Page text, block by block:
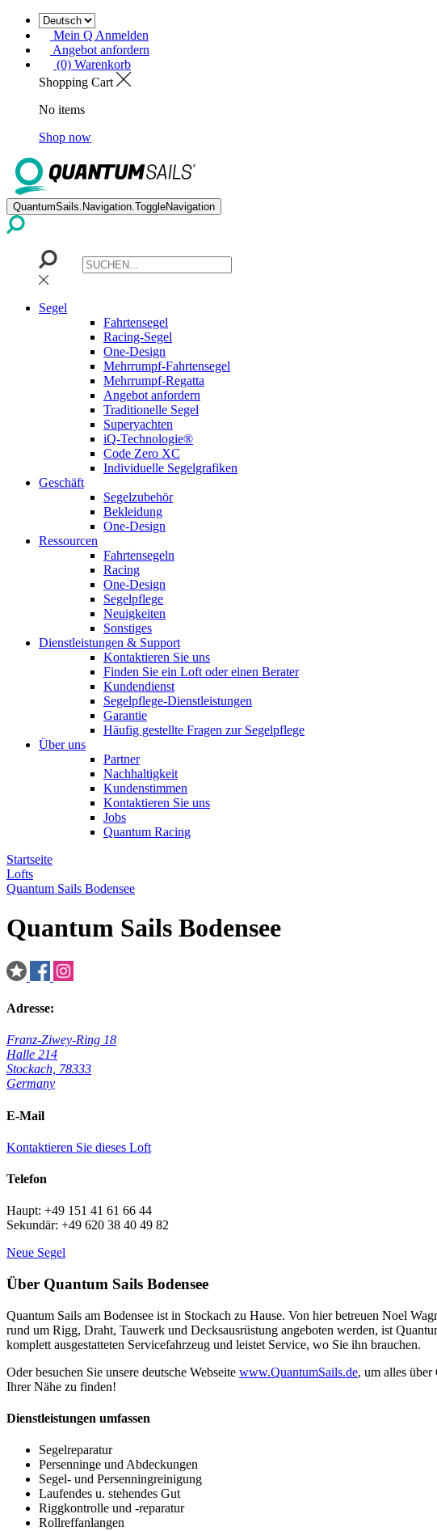
Mein Q Anmelden
Angebot anfordern
(0) Warenkorb
Shopping Cart
No items
Shop now
QuantumSails.Navigation.ToggleNavigation
Segel
Fahrtensegel
Racing-Segel
One-Design
Mehrrumpf-Fahrtensegel
Mehrrumpf-Regatta
Angebot anfordern
Traditionelle Segel
Superyachten
iQ-Technologie®
Code Zero XC
Individuelle Segelgrafiken
Geschäft
Segelzubehör
Bekleidung
One-Design
Ressourcen
Fahrtensegeln
Racing
One-Design
Segelpflege
Neuigkeiten
Sonstiges
Dienstleistungen & Support
Kontaktieren Sie uns
Finden Sie ein Loft oder einen Berater
Kundendienst
Segelpflege-Dienstleistungen
Garantie
Häufig gestellte Fragen zur Segelpflege
Über uns
Partner
Nachhaltigkeit
Kundenstimmen
Kontaktieren Sie uns
Jobs
Quantum Racing
Startseite
Lofts
Quantum Sails Bodensee
Quantum Sails Bodensee
Adresse:
Franz-Ziwey-Ring 18
Halle 214
Stockach, 78333
Germany
E-Mail
Kontaktieren Sie dieses Loft
Telefon
Haupt: +49 151 41 61 66 44
Sekundär: +49 620 38 40 49 82
Neue Segel
Über Quantum Sails Bodensee
Quantum Sails am Bodensee ist in Stockach zu Hause. Von hier betreuen Noel
rund um Rigg, Draht, Tauwerk und Decksausrüstung angeboten werden, ist
komplett ausgestatteten Servicefahrzeug und leistet Service, wo Sie ihn brauchen.
Oder besuchen Sie unsere deutsche Webseite www.QuantumSails.de, um alles
Ihrer Nähe zu finden!
Dienstleistungen umfassen
Segelreparatur
Persenninge und Abdeckungen
Segel- und Persenningreinigung
Laufendes u. stehendes Gut
Riggkontrolle und -reparatur
Rollreffanlangen